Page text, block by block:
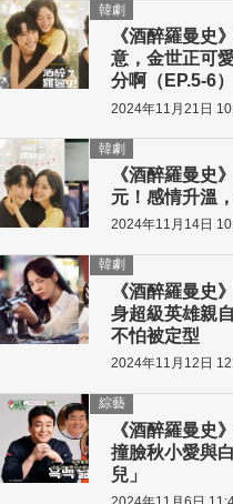
《酒醉羅曼史
意，金世正可
分啊（EP.5-6）
韓劇
2024年11月21日
《酒醉羅曼史
元！感情升溫
韓劇
2024年11月14日
《酒醉羅曼史
身超級英雄親
不怕被定型
韓劇
2024年11月12日
《酒醉羅曼史
撞臉秋小愛與
兒」
綜藝